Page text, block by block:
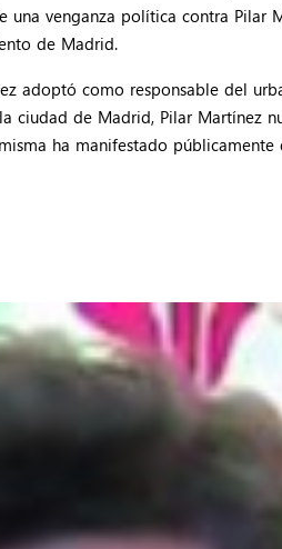
venganza política contra Pilar
de Madrid.
adoptó como responsable del
de Madrid, Pilar Martínez
ha manifestado